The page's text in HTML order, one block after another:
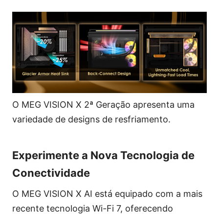
O MEG VISION X 2ª Geração apresenta uma
variedade de designs de resfriamento.
Experimente a Nova Tecnologia de
Conectividade
O MEG VISION X AI está equipado com a mais
recente tecnologia Wi-Fi 7, oferecendo